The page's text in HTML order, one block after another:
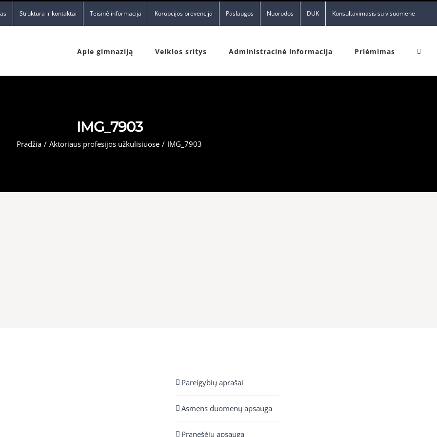
Struktūra ir kontaktai Teisinė informacija Korupcijos prevencija Paslaugos Nuorodos DUK Konsultavimasis su visuomene
Apie gimnaziją Veiklos sritys Administracinė informacija Priėmimas
IMG_7903
Pradžia / Aktoriaus profesijos užkulisiuose / IMG_7903
Pareigybių aprašai
Asmens duomenų apsauga
Pranešėjų apsauga